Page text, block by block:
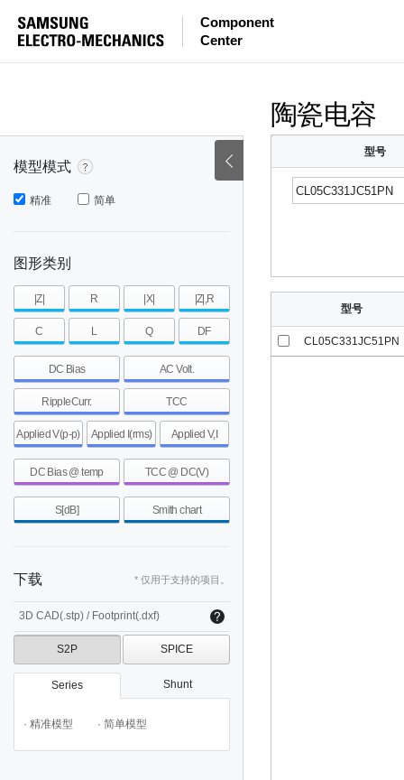
Component
Center
模型模式
精准 简单
图形类别
|Z| R |X| |Z|,R
C L Q DF
DC Bias AC Volt.
RippleCurr. TCC
Applied V(p-p) Applied I(rms) Applied V,I
DC Bias @ temp TCC @ DC(V)
S[dB] Smith chart
下载 * 仅用于支持的项目。
3D CAD(.stp) / Footprint(.dxf)
S2P SPICE
Series Shunt
· 精准模型 · 简单模型
陶瓷电容
型号
~
~
~
型号
CL05C331JC51PN